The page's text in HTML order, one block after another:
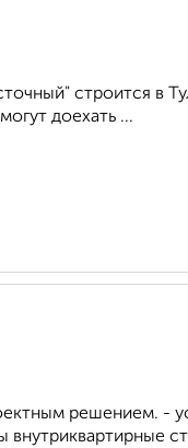
строится в
доехать ...
решением. -